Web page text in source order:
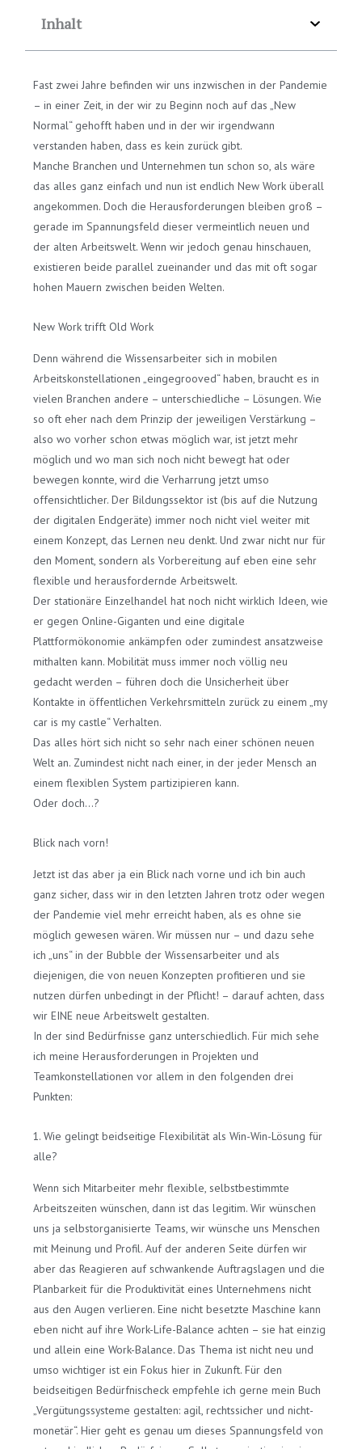
Inhalt
Fast zwei Jahre befinden wir uns inzwischen in der Pandemie
– in einer Zeit, in der wir zu Beginn noch auf das „New
Normal“ gehofft haben und in der wir irgendwann
verstanden haben, dass es kein zurück gibt.
Manche Branchen und Unternehmen tun schon so, als wäre
das alles ganz einfach und nun ist endlich New Work überall
angekommen. Doch die Herausforderungen bleiben groß –
gerade im Spannungsfeld dieser vermeintlich neuen und
der alten Arbeitswelt. Wenn wir jedoch genau hinschauen,
existieren beide parallel zueinander und das mit oft sogar
hohen Mauern zwischen beiden Welten.
New Work trifft Old Work
Denn während die Wissensarbeiter sich in mobilen
Arbeitskonstellationen „eingegrooved“ haben, braucht es in
vielen Branchen andere – unterschiedliche – Lösungen. Wie
so oft eher nach dem Prinzip der jeweiligen Verstärkung –
also wo vorher schon etwas möglich war, ist jetzt mehr
möglich und wo man sich noch nicht bewegt hat oder
bewegen konnte, wird die Verharrung jetzt umso
offensichtlicher. Der Bildungssektor ist (bis auf die Nutzung
der digitalen Endgeräte) immer noch nicht viel weiter mit
einem Konzept, das Lernen neu denkt. Und zwar nicht nur für
den Moment, sondern als Vorbereitung auf eben eine sehr
flexible und herausfordernde Arbeitswelt.
Der stationäre Einzelhandel hat noch nicht wirklich Ideen, wie
er gegen Online-Giganten und eine digitale
Plattformökonomie ankämpfen oder zumindest ansatzweise
mithalten kann. Mobilität muss immer noch völlig neu
gedacht werden – führen doch die Unsicherheit über
Kontakte in öffentlichen Verkehrsmitteln zurück zu einem „my
car is my castle“ Verhalten.
Das alles hört sich nicht so sehr nach einer schönen neuen
Welt an. Zumindest nicht nach einer, in der jeder Mensch an
einem flexiblen System partizipieren kann.
Oder doch…?
Blick nach vorn!
Jetzt ist das aber ja ein Blick nach vorne und ich bin auch
ganz sicher, dass wir in den letzten Jahren trotz oder wegen
der Pandemie viel mehr erreicht haben, als es ohne sie
möglich gewesen wären. Wir müssen nur – und dazu sehe
ich „uns“ in der Bubble der Wissensarbeiter und als
diejenigen, die von neuen Konzepten profitieren und sie
nutzen dürfen unbedingt in der Pflicht! – darauf achten, dass
wir EINE neue Arbeitswelt gestalten.
In der sind Bedürfnisse ganz unterschiedlich. Für mich sehe
ich meine Herausforderungen in Projekten und
Teamkonstellationen vor allem in den folgenden drei
Punkten:
1. Wie gelingt beidseitige Flexibilität als Win-Win-Lösung für
alle?
Wenn sich Mitarbeiter mehr flexible, selbstbestimmte
Arbeitszeiten wünschen, dann ist das legitim. Wir wünschen
uns ja selbstorganisierte Teams, wir wünsche uns Menschen
mit Meinung und Profil. Auf der anderen Seite dürfen wir
aber das Reagieren auf schwankende Auftragslagen und die
Planbarkeit für die Produktivität eines Unternehmens nicht
aus den Augen verlieren. Eine nicht besetzte Maschine kann
eben nicht auf ihre Work-Life-Balance achten – sie hat einzig
und allein eine Work-Balance. Das Thema ist nicht neu und
umso wichtiger ist ein Fokus hier in Zukunft. Für den
beidseitigen Bedürfnischeck empfehle ich gerne mein Buch
„Vergütungssysteme gestalten: agil, rechtssicher und nicht-
monetär“. Hier geht es genau um dieses Spannungsfeld von